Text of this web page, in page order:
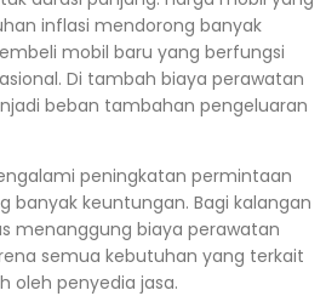
inflasi mendorong banyak
mobil baru yang berfungsi
Di tambah biaya perawatan
beban tambahan pengeluaran
peningkatan permintaan
banyak keuntungan. Bagi kalangan
menanggung biaya perawatan
semua kebutuhan yang terkait
oleh penyedia jasa.